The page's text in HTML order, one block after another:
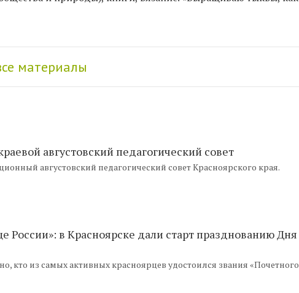
материалы
августовский педагогический совет
августовский педагогический совет Красноярского края.
России»: в Красноярске дали старт празднованию Дня
кто из самых активных красноярцев удостоился звания «Почетного